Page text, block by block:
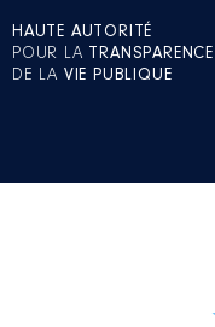
HAUTE AUTORITÉ
POUR LA TRANSPARENCE
DE LA VIE PUBLIQUE